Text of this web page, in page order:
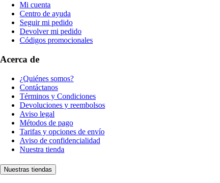
Mi cuenta
Centro de ayuda
Seguir mi pedido
Devolver mi pedido
Códigos promocionales
Acerca de
¿Quiénes somos?
Contáctanos
Términos y Condiciones
Devoluciones y reembolsos
Aviso legal
Métodos de pago
Tarifas y opciones de envío
Aviso de confidencialidad
Nuestra tienda
Nuestras tiendas